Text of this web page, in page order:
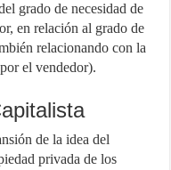
grado de necesidad de
en relación al grado de
relacionando con la
el vendedor).
de la idea del
privada de los